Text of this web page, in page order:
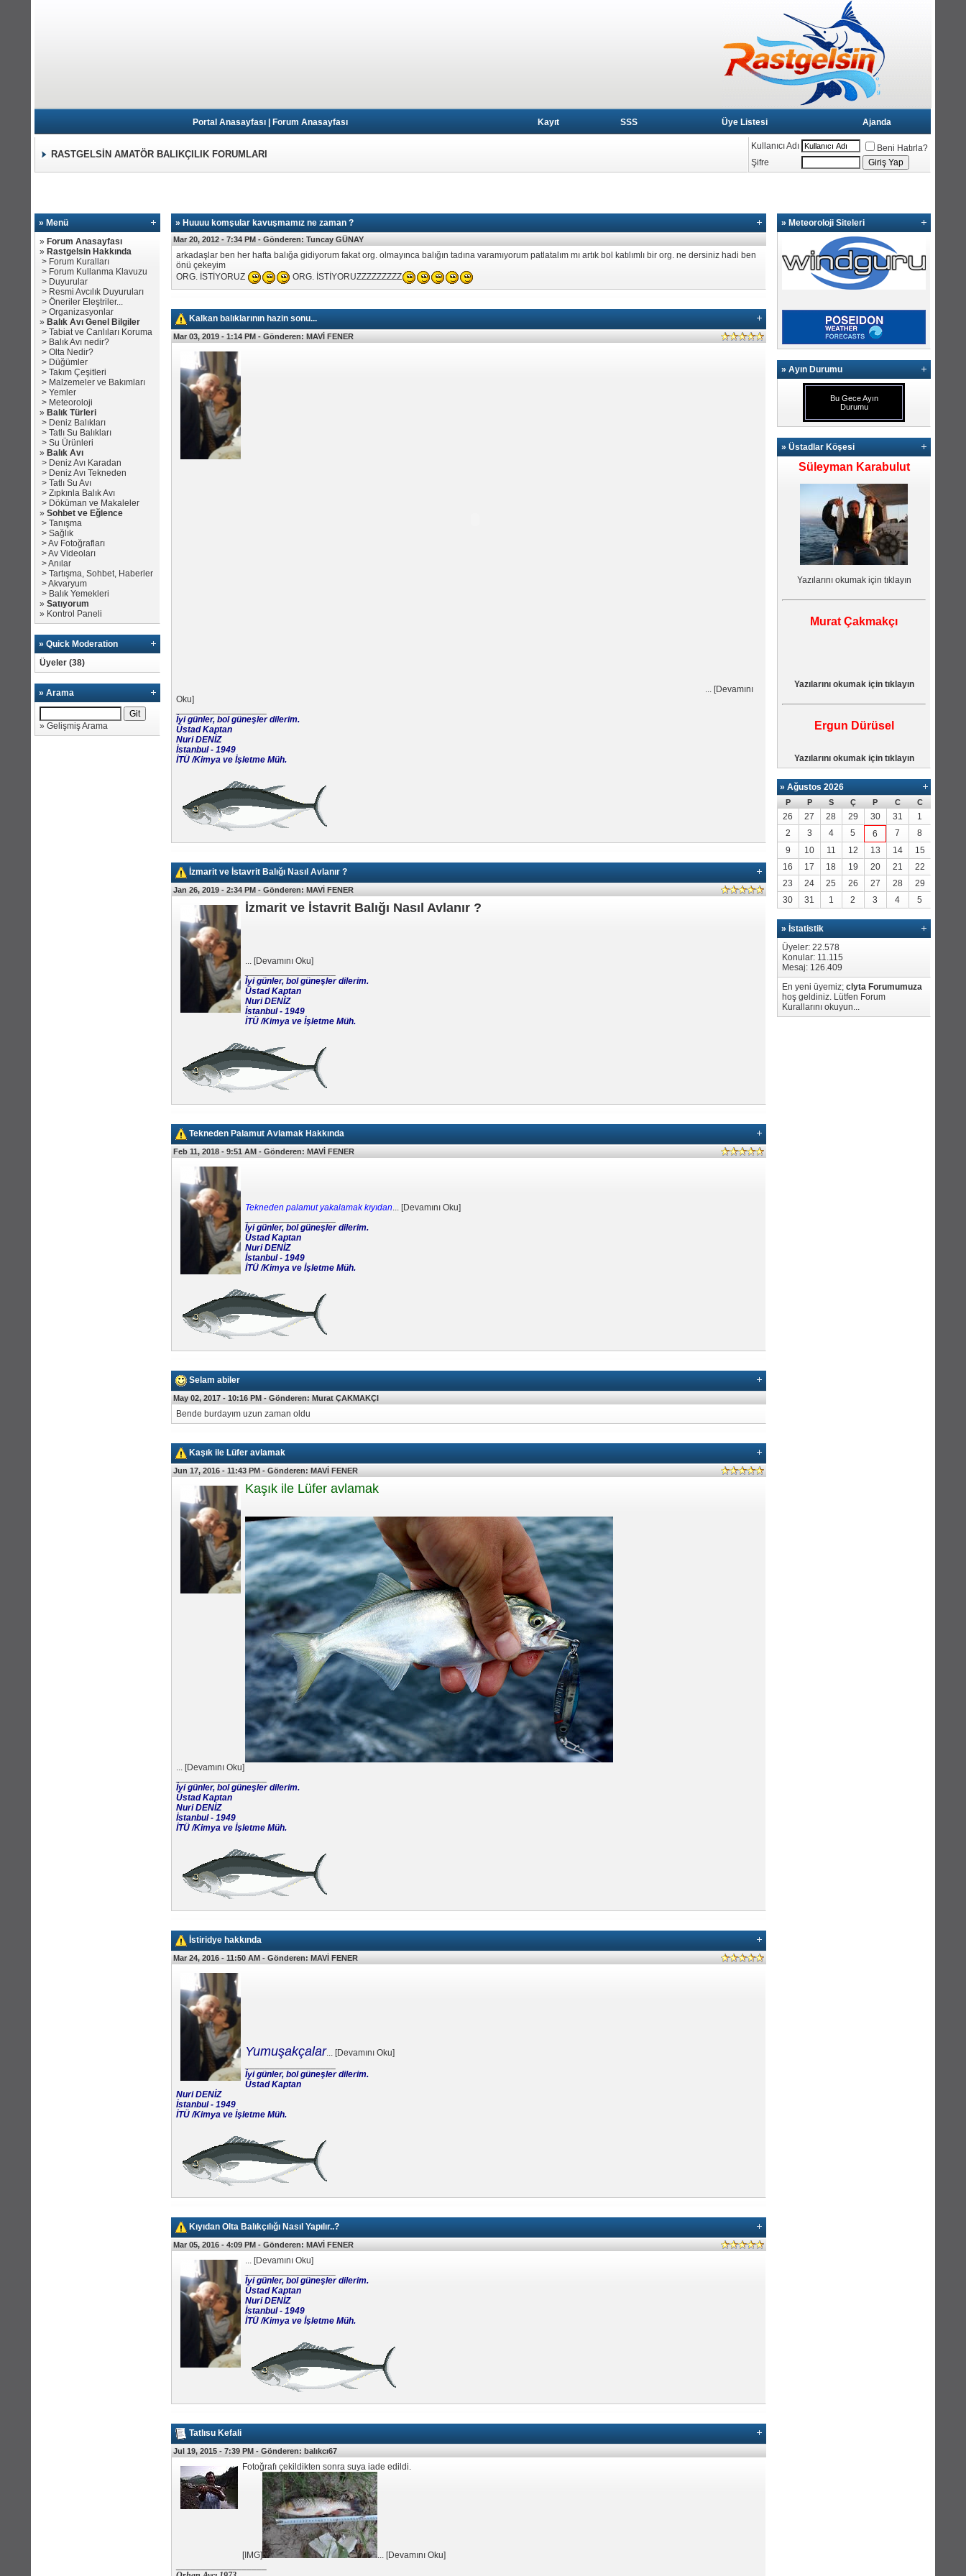
Portal Anasayfası| Forum Anasayfası Kayıt SSS Üye Listesi Ajanda
RASTGELSİN AMATÖR BALIKÇILIK FORUMLARI
Kullanıcı Adı
Beni Hatırla?
Şifre
» Menü
» Forum Anasayfası
» Rastgelsin Hakkında
> Forum Kuralları
> Forum Kullanma Klavuzu
> Duyurular
> Resmi Avcılık Duyuruları
>Öneriler Eleştriler...
>Organizasyonlar
» Balık Avı Genel Bilgiler
>Tabiat ve Canlıları Koruma
> Balık Avı nedir?
>Olta Nedir?
> Düğümler
>Takım Çeşitleri
> Malzemeler ve Bakımları
>Yemler
> Meteoroloji
» Balık Türleri
> Deniz Balıkları
>Tatlı Su Balıkları
>Su Ürünleri
» Balık Avı
> Deniz Avı Karadan
> Deniz Avı Tekneden
>Tatlı Su Avı
>Zıpkınla Balık Avı
> Döküman ve Makaleler
»Sohbet ve Eğlence
>Tanışma
>Sağlık
>Av Fotoğrafları
>Av Videoları
>Anılar
>Tartışma, Sohbet, Haberler
>Akvaryum
> Balık Yemekleri
»Satıyorum
» Kontrol Paneli
» Quick Moderation
Üyeler (38)
»Arama
»Gelişmiş Arama
» Huuuu komşular kavuşmamız ne zaman ?
Mar 20, 2012 - 7:34 PM -Gönderen: Tuncay GÜNAY
arkadaşlar ben her hafta balığa gidiyorum fakat org. olmayınca balığın tadına varamıyorum patlatalım mı artık bol katılımlı bir org. ne dersiniz hadi ben
önü çekeyim
ORG. İSTİYORUZ
ORG. İSTİYORUZZZZZZZZZ
Kalkan balıklarının hazin sonu...
Mar 03, 2019 - 1:14 PM -Gönderen: MAVİ FENER
... [Devamını
Oku]
İyi günler, bol güneşler dilerim.
Üstad Kaptan
Nuri DENİZ
İstanbul - 1949
İTÜ /Kimya ve İşletme Müh.
İzmarit ve İstavrit Balığı Nasıl Avlanır ?
Jan 26, 2019 - 2:34 PM -Gönderen: MAVİ FENER
İzmarit ve İstavrit Balığı Nasıl Avlanır ?
... [Devamını Oku]
İyi günler, bol güneşler dilerim.
Üstad Kaptan
Nuri DENİZ
İstanbul - 1949
İTÜ /Kimya ve İşletme Müh.
Tekneden Palamut Avlamak Hakkında
Feb 11, 2018 - 9:51 AM -Gönderen: MAVİ FENER
Tekneden palamut yakalamak kıyıdan... [Devamını Oku]
İyi günler, bol güneşler dilerim.
Üstad Kaptan
Nuri DENİZ
İstanbul - 1949
İTÜ /Kimya ve İşletme Müh.
Selam abiler
May 02, 2017 - 10:16 PM -Gönderen: Murat ÇAKMAKÇI
Bende burdayım uzun zaman oldu
Kaşık ile Lüfer avlamak
Jun 17, 2016 - 11:43 PM -Gönderen: MAVİ FENER
Kaşık ile Lüfer avlamak
... [Devamını Oku]
İyi günler, bol güneşler dilerim.
Üstad Kaptan
Nuri DENİZ
İstanbul - 1949
İTÜ /Kimya ve İşletme Müh.
İstiridye hakkında
Mar 24, 2016 - 11:50 AM -Gönderen: MAVİ FENER
Yumuşakçalar... [Devamını Oku]
İyi günler, bol güneşler dilerim.
Üstad Kaptan
Nuri DENİZ
İstanbul - 1949
İTÜ /Kimya ve İşletme Müh.
Kıyıdan Olta Balıkçılığı Nasıl Yapılır..?
Mar 05, 2016 - 4:09 PM -Gönderen: MAVİ FENER
... [Devamını Oku]
İyi günler, bol güneşler dilerim.
Üstad Kaptan
Nuri DENİZ
İstanbul - 1949
İTÜ /Kimya ve İşletme Müh.
Tatlısu Kefali
Jul 19, 2015 - 7:39 PM -Gönderen: balıkcı67
Fotoğrafı çekildikten sonra suya iade edildi.
[IMG] ... [Devamını Oku]
» Meteoroloji Siteleri
» Ayın Durumu
Bu Gece Ayın
Durumu
» Üstadlar Köşesi
Süleyman Karabulut
Yazılarını okumak için tıklayın
Murat Çakmakçı
Yazılarını okumak için tıklayın
Ergun Dürüsel
Yazılarını okumak için tıklayın
»Ağustos 2026
P P S Ç P C C
26 27 28 29 30 31
1
2
3 4 5 6 7
8
9
10 11 12 13 14
15
16
17 18 19 20 21
22
23
24 25 26 27 28
29
30
31 1 2 3 4 5
» İstatistik
Üyeler: 22.578
Konular: 11.115
Mesaj: 126.409
En yeni üyemiz;clyta Forumumuza
hoş geldiniz. Lütfen Forum
Kurallarını okuyun...